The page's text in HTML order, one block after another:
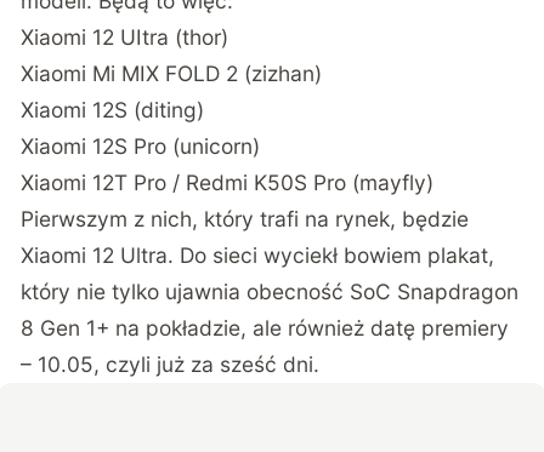
Xiaomi 12 UItra (thor)
Xiaomi Mi MIX FOLD 2 (zizhan)
Xiaomi 12S (diting)
Xiaomi 12S Pro (unicorn)
Xiaomi 12T Pro / Redmi K50S Pro (mayfly)
Pierwszym z nich, który trafi na rynek, będzie
Xiaomi 12 Ultra. Do sieci wyciekł bowiem plakat,
który nie tylko ujawnia obecność SoC Snapdragon
8 Gen 1+ na pokładzie, ale również datę premiery
– 10.05, czyli już za sześć dni.